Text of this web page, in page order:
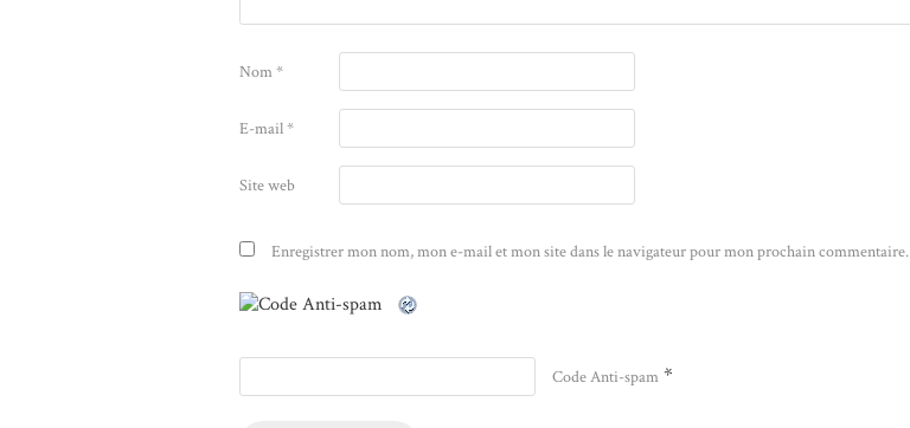
Nom*
E-mail*
Site web
Enregistrer mon nom, mon e-mail et mon site dans le navigateur pour mon prochain commentaire.
Code Anti-spam *